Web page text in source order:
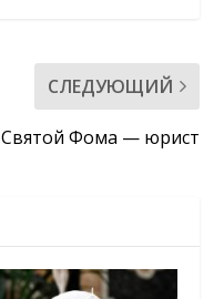
СЛЕДУЮЩИЙ
Святой Фома — юрист